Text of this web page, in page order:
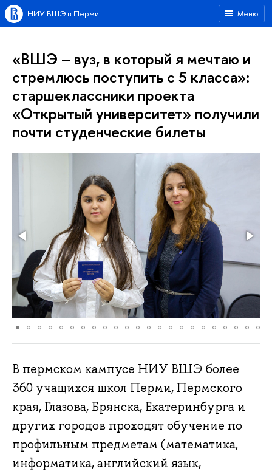
Меню
НИУ ВШЭ в Перми
«ВШЭ – вуз, в который я мечтаю и
стремлюсь поступить с 5 класса»:
старшеклассники проекта
«Открытый университет» получили
почти студенческие билеты
В пермском кампусе НИУ ВШЭ более
360 учащихся школ Перми, Пермского
края, Глазова, Брянска, Екатеринбурга и
других городов проходят обучение по
профильным предметам (математика,
информатика, английский язык,